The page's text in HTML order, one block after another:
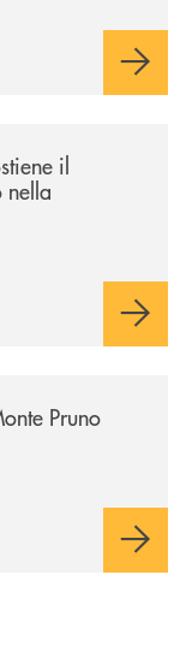
il
nella
Pruno